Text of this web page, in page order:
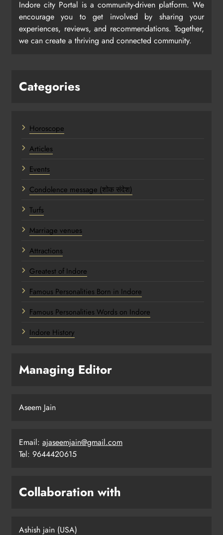
Indore city Portal is a community-driven platform. We
encourage you to get involved by sharing your
experiences, reviews, and recommendations. Together,
we can create a thriving and connected community.
Categories
Horoscope
Articles
Events
Condolence message (शोक संदेश)
Turfs
Marriage venues
Attractions
Greatest of Indore
Famous Personalities Born in Indore
Famous Personalities Words on Indore
Indore History
Managing Editor
Aseem Jain
Email: ajaseemjain@gmail.com
Tel: 9644420615
Collaboration with
Ashish jain (USA)